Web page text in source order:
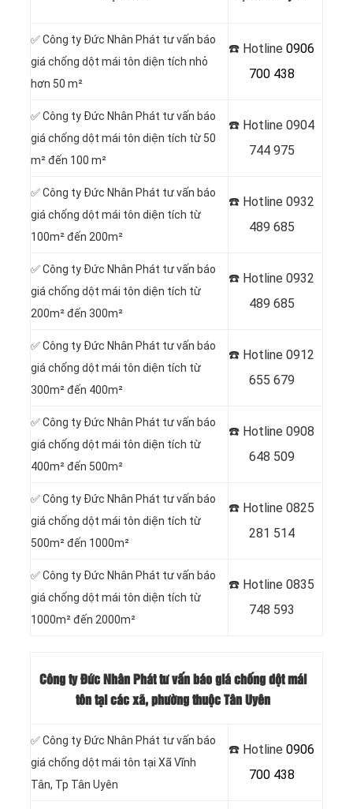
✅Công ty Đức Nhân Phát tư vấn báo
giá chống dột mái tôn diện tích nhỏ
hơn 50 m²
☎️ Hotline 0906
700 438
✅Công ty Đức Nhân Phát tư vấn báo
giá chống dột mái tôn diện tích từ 50
m² đến 100 m²
☎️ Hotline 0904
744 975
✅Công ty Đức Nhân Phát tư vấn báo
giá chống dột mái tôn diện tích từ
100m² đến 200m²
☎️ Hotline 0932
489 685
✅Công ty Đức Nhân Phát tư vấn báo
giá chống dột mái tôn diện tích từ
200m² đến 300m²
☎️ Hotline 0932
489 685
✅Công ty Đức Nhân Phát tư vấn báo
giá chống dột mái tôn diện tích từ
300m² đến 400m²
☎️ Hotline 0912
655 679
✅Công ty Đức Nhân Phát tư vấn báo
giá chống dột mái tôn diện tích từ
400m² đến 500m²
☎️ Hotline 0908
648 509
✅Công ty Đức Nhân Phát tư vấn báo
giá chống dột mái tôn diện tích từ
500m² đến 1000m²
☎️ Hotline 0825
281 514
✅Công ty Đức Nhân Phát tư vấn báo
giá chống dột mái tôn diện tích từ
1000m² đến 2000m²
☎️ Hotline 0835
748 593
Công ty Đức Nhân Phát tư vấn báo giá chống dột mái
tôn tại các xã, phường thuộc Tân Uyên
✅ Công ty Đức Nhân Phát tư vấn báo
giá chống dột mái tôn tại Xã Vĩnh
Tân, Tp Tân Uyên
☎️ Hotline 0906
700 438